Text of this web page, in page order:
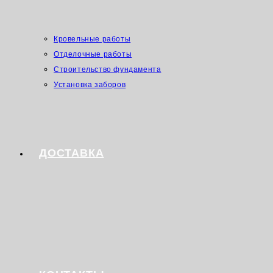
Кровельные работы
Отделочные работы
Строительство фундамента
Установка заборов
ДОСТАВКА